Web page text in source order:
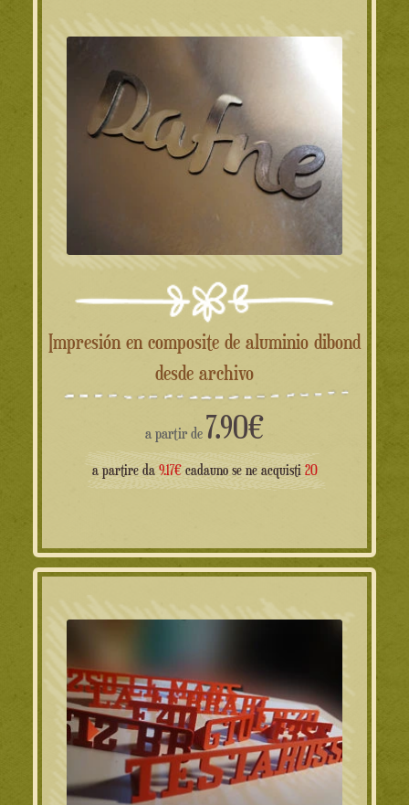
Impresión en composite de aluminio dibond
desde archivo
a partir de 7.90€
a partire da 9.17€cadauno se ne acquisti 20